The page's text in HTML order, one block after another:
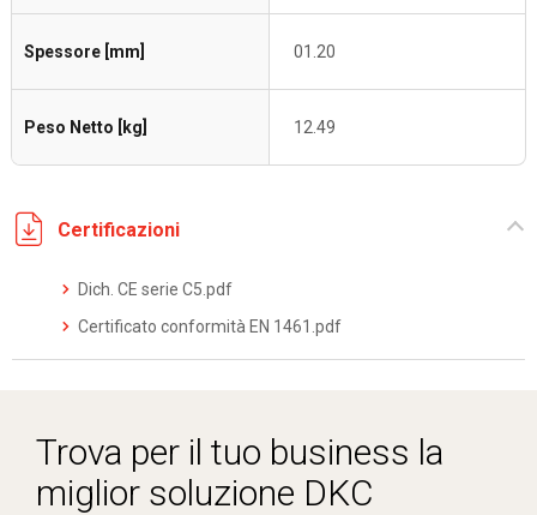
Spessore [mm] 01.20
Peso Netto [kg] 12.49
Certificazioni
Dich. CE serie C5.pdf
Certificato conformità EN 1461.pdf
Trova per il tuo business la
miglior soluzione DKC